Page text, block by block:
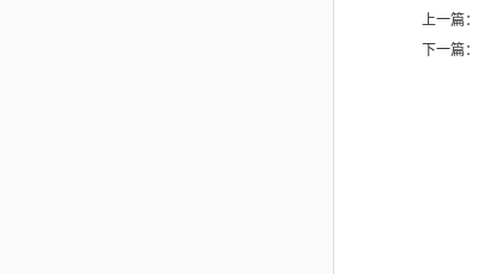
上一篇：
下一篇：